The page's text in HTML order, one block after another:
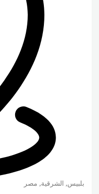
بلبيس, الشرقية, مصر